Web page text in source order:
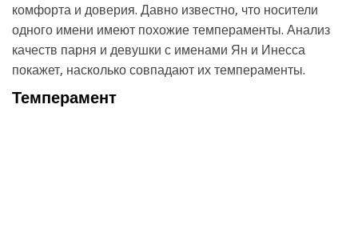
комфорта и доверия. Давно известно, что носители
одного имени имеют похожие темпераменты. Анализ
качеств парня и девушки с именами Ян и Инесса
покажет, насколько совпадают их темпераменты.
Темперамент